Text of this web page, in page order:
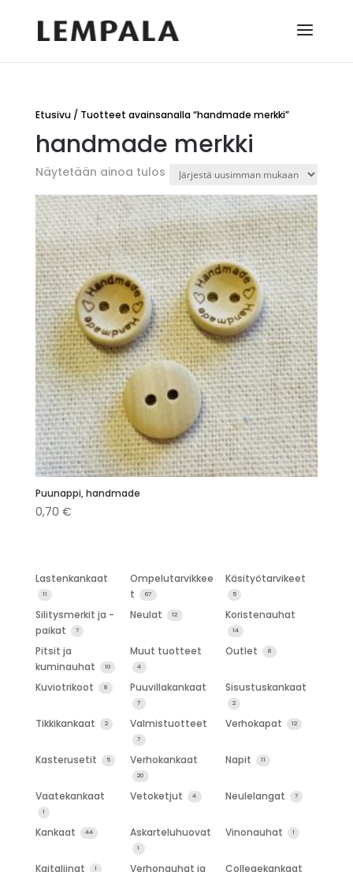
Etusivu/ Tuotteet avainsanalla “handmade merkki”
handmade merkki
Näytetään ainoa tulos
Puunappi, handmade
0,70 €
Lastenkankaat
11
Ompelutarvikkee
t
67
Käsityötarvikeet
5
Silitysmerkit ja -
paikat
7
Neulat 12 Koristenauhat
14
Pitsit ja
kuminauhat
10
Muut tuotteet
4
Outlet 8
Kuviotrikoot 8 Puuvillakankaat
7
Sisustuskankaat
2
Tikkikankaat 2 Valmistuotteet
7
Verhokapat 12
Kasterusetit 5 Verhokankaat
20
Napit 11
Vaatekankaat
1
Vetoketjut 4 Neulelangat 7
Kankaat 44 Askarteluhuovat
1
Vinonauhat 1
Kaitaliinat 1
Verhonauhat ja
Collegekankaat